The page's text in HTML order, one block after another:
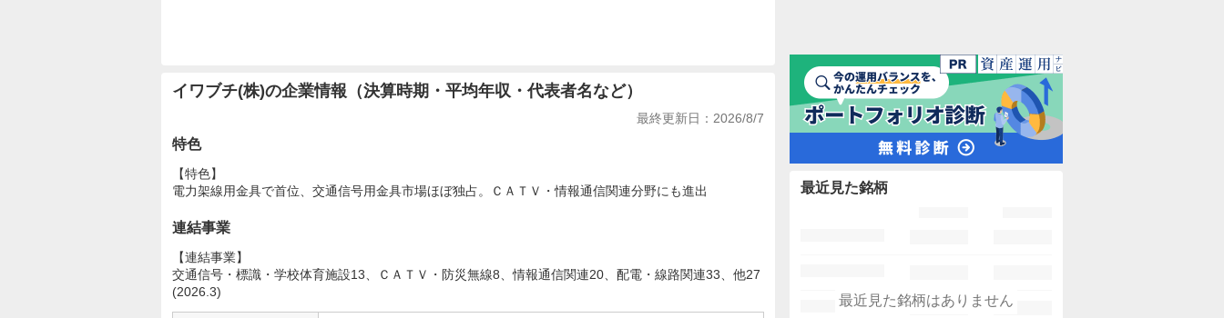
イワブチ(株)の企業情報（決算時期・平均年収・代表者名など）
最終更新日： 2026/8/7
特色
【特色】
電力架線用金具で首位、交通信号用金具市場ほぼ独占。ＣＡＴＶ・情報通信関連分野にも進出
連結事業
【連結事業】
交通信号・標識・学校体育施設13、ＣＡＴＶ・防災無線8、情報通信関連20、配電・線路関連33、他27
(2026.3)
企
最近見た銘柄
最近見た銘柄はありません